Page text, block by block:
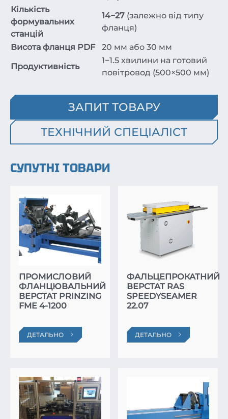
Кількість
формувальних
станцій
14−27 (залежно від типу
фланця)
Висота фланця PDF
20 мм або 30 мм
Продуктивність
1−1.5 хвилини на готовий
повітровод (500×500 мм)
ЗАПИТ ТОВАРУ
ТЕХНІЧНИЙ СПЕЦІАЛІСТ
СУПУТНІ ТОВАРИ
ПРОМИСЛОВИЙ
ФЛАНЦЮВАЛЬНИЙ
ВЕРСТАТ PRINZING
FME 4-1200
ДЕТАЛЬНО
ФАЛЬЦЕПРОКАТНИЙ
ВЕРСТАТ RAS
SPEEDYSEAMER
22.07
ДЕТАЛЬНО